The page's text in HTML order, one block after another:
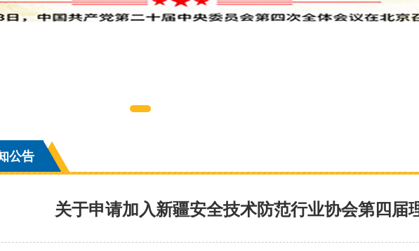
公告
关于申请加入新疆安全技术防范行业协会第四届